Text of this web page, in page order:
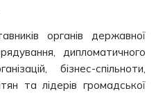
органів державної
дипломатичного
бізнес-спільноти,
та лідерів громадської